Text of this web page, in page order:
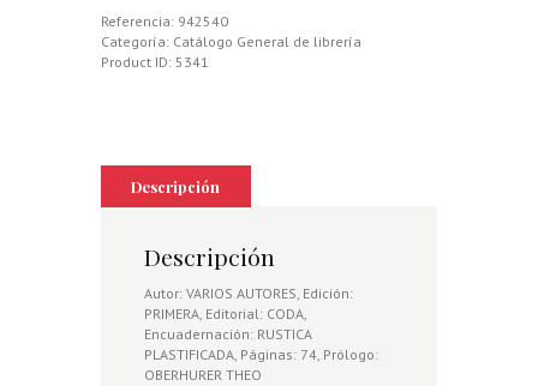
Referencia: 942540
Categoría: Catálogo General de librería
Product ID: 5341
Descripción
Descripción
Autor: VARIOS AUTORES, Edición:
PRIMERA, Editorial: CODA,
Encuadernación: RUSTICA
PLASTIFICADA, Páginas: 74, Prólogo:
OBERHURER THEO